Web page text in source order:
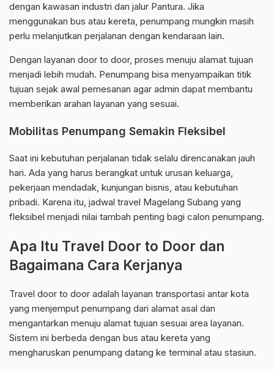
dengan kawasan industri dan jalur Pantura. Jika
menggunakan bus atau kereta, penumpang mungkin masih
perlu melanjutkan perjalanan dengan kendaraan lain.
Dengan layanan door to door, proses menuju alamat tujuan
menjadi lebih mudah. Penumpang bisa menyampaikan titik
tujuan sejak awal pemesanan agar admin dapat membantu
memberikan arahan layanan yang sesuai.
Mobilitas Penumpang Semakin Fleksibel
Saat ini kebutuhan perjalanan tidak selalu direncanakan jauh
hari. Ada yang harus berangkat untuk urusan keluarga,
pekerjaan mendadak, kunjungan bisnis, atau kebutuhan
pribadi. Karena itu, jadwal travel Magelang Subang yang
fleksibel menjadi nilai tambah penting bagi calon penumpang.
Apa Itu Travel Door to Door dan
Bagaimana Cara Kerjanya
Travel door to door adalah layanan transportasi antar kota
yang menjemput penumpang dari alamat asal dan
mengantarkan menuju alamat tujuan sesuai area layanan.
Sistem ini berbeda dengan bus atau kereta yang
mengharuskan penumpang datang ke terminal atau stasiun.